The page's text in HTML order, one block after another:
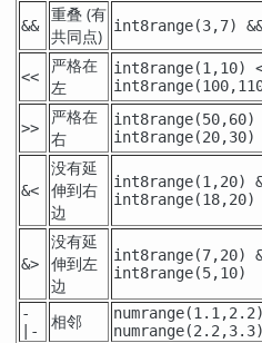
&&
重叠 (有
共同点)
int8range(3,7)
<<
严格在
左
int8range(1,10)
>>
严格在
右
int8range(50,60)
int8range(20,30)
&<
没有延
伸到右
边
int8range(1,20)
int8range(18,20)
&>
没有延
伸到左
边
int8range(7,20)
int8range(5,10)
-
|-
相邻
numrange(2.2,3.3)